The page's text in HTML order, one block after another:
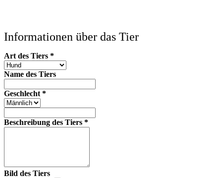
Informationen über das Tier
Art des Tiers *
Name des Tiers
Geschlecht *
Beschreibung des Tiers *
Bild des Tiers